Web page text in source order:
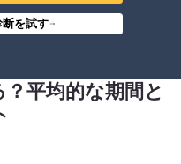
を試す
平均的な期間と